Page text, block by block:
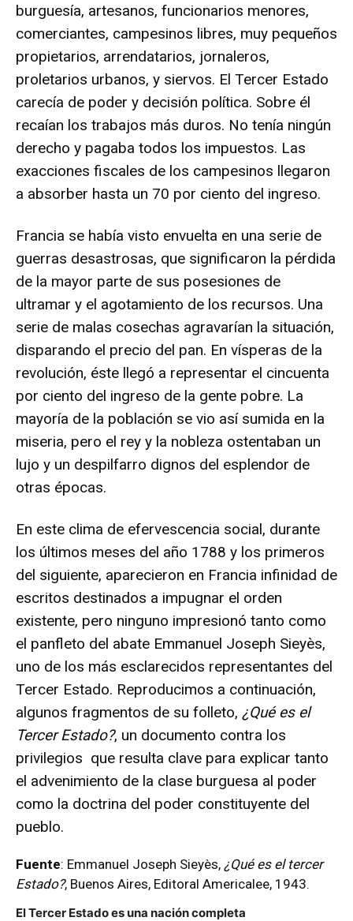
burguesía, artesanos, funcionarios menores,
comerciantes, campesinos libres, muy pequeños
propietarios, arrendatarios, jornaleros,
proletarios urbanos, y siervos. El Tercer Estado
carecía de poder y decisión política. Sobre él
recaían los trabajos más duros. No tenía ningún
derecho y pagaba todos los impuestos. Las
exacciones fiscales de los campesinos llegaron
a absorber hasta un 70 por ciento del ingreso.
Francia se había visto envuelta en una serie de
guerras desastrosas, que significaron la pérdida
de la mayor parte de sus posesiones de
ultramar y el agotamiento de los recursos. Una
serie de malas cosechas agravarían la situación,
disparando el precio del pan. En vísperas de la
revolución, éste llegó a representar el cincuenta
por ciento del ingreso de la gente pobre. La
mayoría de la población se vio así sumida en la
miseria, pero el rey y la nobleza ostentaban un
lujo y un despilfarro dignos del esplendor de
otras épocas.
En este clima de efervescencia social, durante
los últimos meses del año 1788 y los primeros
del siguiente, aparecieron en Francia infinidad de
escritos destinados a impugnar el orden
existente, pero ninguno impresionó tanto como
el panfleto del abate Emmanuel Joseph Sieyès,
uno de los más esclarecidos representantes del
Tercer Estado. Reproducimos a continuación,
algunos fragmentos de su folleto, ¿Qué es el
Tercer Estado?, un documento contra los
privilegios que resulta clave para explicar tanto
el advenimiento de la clase burguesa al poder
como la doctrina del poder constituyente del
pueblo.
Fuente: Emmanuel Joseph Sieyès, ¿Qué es el tercer
Estado?, Buenos Aires, Editoral Americalee, 1943.
El Tercer Estado es una nación completa